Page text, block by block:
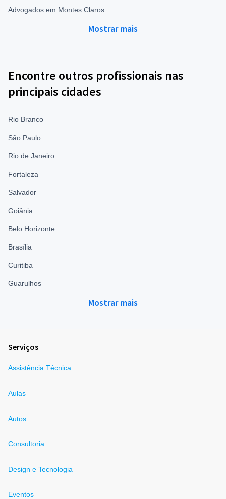
Advogados em Montes Claros
Mostrar mais
Encontre outros profissionais nas
principais cidades
Rio Branco
São Paulo
Rio de Janeiro
Fortaleza
Salvador
Goiânia
Belo Horizonte
Brasília
Curitiba
Guarulhos
Mostrar mais
Serviços
Assistência Técnica
Aulas
Autos
Consultoria
Design e Tecnologia
Eventos